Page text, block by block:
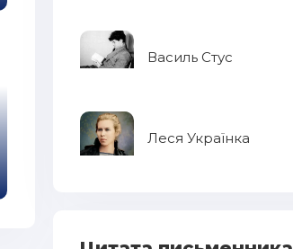
Кармелюк
Василь Стус
Леся Українка